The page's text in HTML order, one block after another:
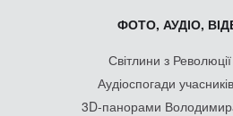
ФОТО, АУДІО,
Світлини з Революції
Аудіоспогади
3D-панорами